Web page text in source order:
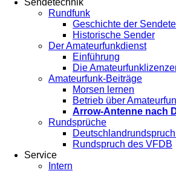
Rundfunk
Geschichte der
Historische Sender
Der Amateurfunkdienst
Einführung
Die
Amateurfunk-Beiträge
Morsen lernen
Betrieb über
Arrow-Antenne nach
Rundsprüche
Rundspruch des VFDB
Service
Intern